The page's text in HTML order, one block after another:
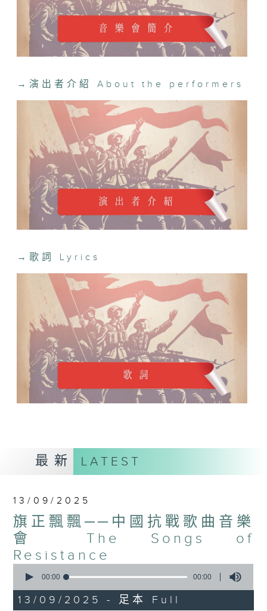
演出者
女高音
鄺勵齡
男高音
黃乃威
桃李之聲合唱團
藝術統籌及指揮
黃慧英，蘇明村
音樂統籌及指揮
林國浩
鋼琴
劉穎淳
播放詳情：
香港電台第四台
13/9/2025 (六) 8pm
20/9/2025 (六) 9:30pm
27/9/2025 (六) 3:30pm
場地伙伴 Venue Partner：
Academy for Performing Arts
→ 演出者介紹 About the performers
→歌詞 Lyrics
最新 LATEST
13/09/2025
旗正飄飄──中國抗戰歌曲音樂
會 The Songs of
Resistance
seconds
0
seconds
00:00 00:00
13/09/2025 - 足本 Full